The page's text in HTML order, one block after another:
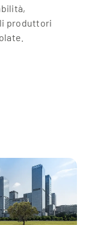
produttori